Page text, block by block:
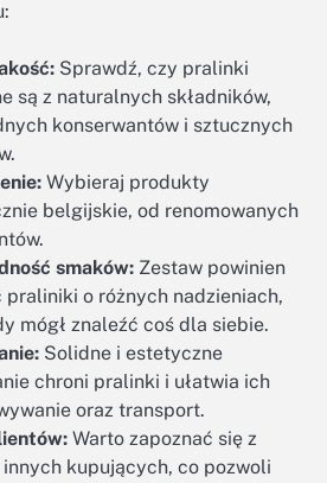
Sprawdź, czy pralinki
są z naturalnych składników,
konserwantów i sztucznych
Wybieraj produkty
belgijskie, od renomowanych
smaków: Zestaw powinien
praliniki o różnych nadzieniach,
mógł znaleźć coś dla siebie.
Solidne i estetyczne
chroni pralinki i ułatwia ich
oraz transport.
Warto zapoznać się z
kupujących, co pozwoli